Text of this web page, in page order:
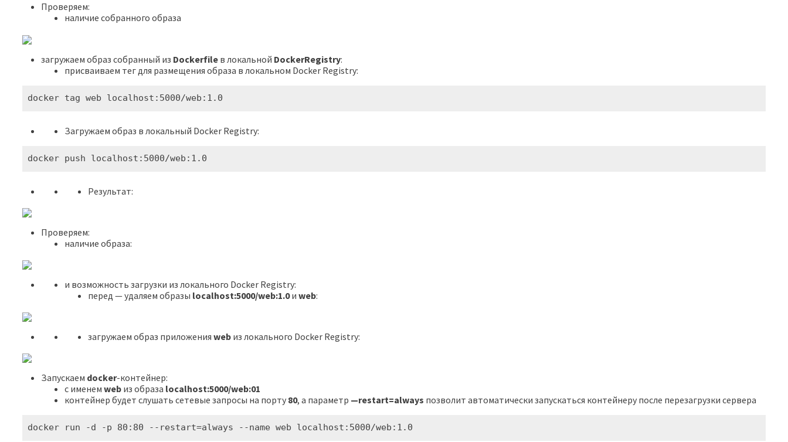
Проверяем:
наличие собранного образа
загружаем образ собранный из Dockerfile в локальной DockerRegistry:
присваиваем тег для размещения образа в локальном Docker Registry:
docker tag web localhost:5000/web:1.0
Загружаем образ в локальный Docker Registry:
docker push localhost:5000/web:1.0
Результат:
Проверяем:
наличие образа:
и возможность загрузки из локального Docker Registry:
перед — удаляем образы localhost:5000/web:1.0иweb:
загружаем образ приложенияweb из локального Docker Registry:
Запускаем docker-контейнер:
с именемweb из образа localhost:5000/web:01
контейнер будет слушать сетевые запросы на порту 80, а параметр —restart=always позволит автоматически запускаться контейнеру после перезагрузки сервера
docker run -d -p 80:80 --restart=always --name web localhost:5000/web:1.0